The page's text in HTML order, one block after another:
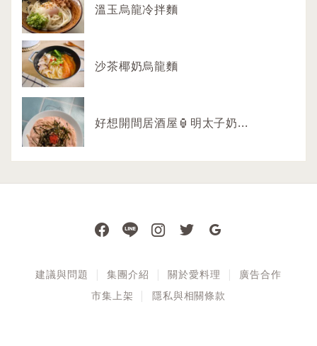
溫玉烏龍冷拌麵
沙茶椰奶烏龍麵
好想開間居酒屋🏮明太子奶...
建議與問題 集團介紹 關於愛料理
廣告合作
市集上架
隱私與相關條款